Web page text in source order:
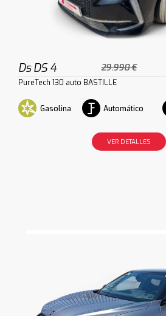
Ds DS 4 29.990 €
PureTech 130 auto BASTILLE
Gasolina Automático
VER DETALLES